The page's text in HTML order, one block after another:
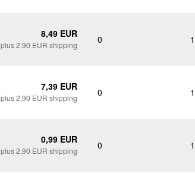
8,49 EUR
plus 2,90 EUR shipping 0
7,39 EUR
plus 2,90 EUR shipping 0
0,99 EUR
plus 2,90 EUR shipping 0